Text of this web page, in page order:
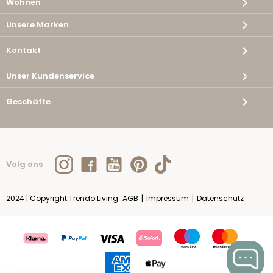
Unsere Marken
Kontakt
Unser Kundenservice
Geschäfte
Volg ons
2024 | Copyright Trendo Living AGB | Impressum | Datenschutz